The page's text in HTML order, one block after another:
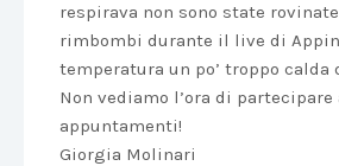
respirava non sono state
rimbombi durante il live di
temperatura un po’ troppo calda
Non vediamo l’ora di
appuntamenti!
Giorgia Molinari